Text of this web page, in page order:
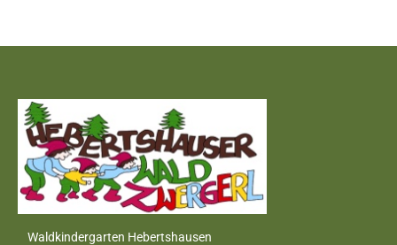
Waldkindergarten Hebertshausen